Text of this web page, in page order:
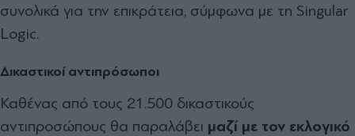
συνολικά για την επικράτεια, σύμφωνα με τη Singular
Logic.
Δικαστικοί αντιπρόσωποι
Καθένας από τους 21.500 δικαστικούς
αντιπροσώπους θα παραλάβει μαζί με τον εκλογικό